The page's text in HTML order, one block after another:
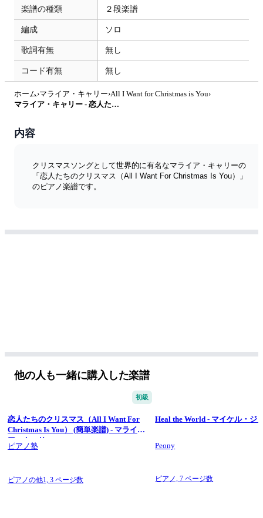
楽譜の種類 ２段楽譜
編成 ソロ
歌詞有無 無し
コード有無 無し
ホーム›マライア・キャリー›All I Want for Christmas is You›
マライア・キャリー - 恋人たちのクリスマス（All I Want For Christmas Is You） by ピアノ塾
内容
クリスマスソングとして世界的に有名なマライア・キャリーの
「恋人たちのクリスマス（All I Want For Christmas Is You）」
のピアノ楽譜です。
他の人も一緒に購入した楽譜
初級
恋人たちのクリスマス（All I Want For
Christmas Is You） (簡単楽譜) - マライ
ア・キャリー
ピアノ塾
ピアノの他1, 3 ページ数
Heal the World - マイケル・ジ
Peony
ピアノ,7 ページ数